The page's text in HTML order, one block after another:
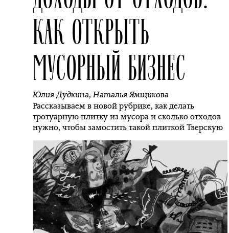
КАК ОТКРЫТЬ
МУСОРНЫЙ БИЗНЕС
Юлия Дудкина,Наталья Ямщикова
Рассказываем в новой рубрике, как делать
тротуарную плитку из мусора и сколько отходов
нужно, чтобы замостить такой плиткой Тверскую